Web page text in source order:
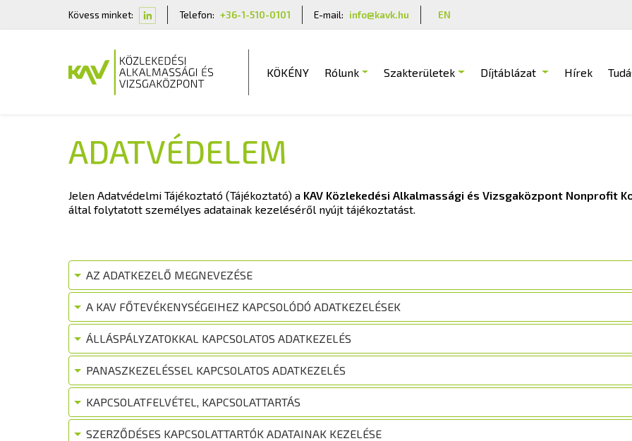
Kövess minket: Telefon: +36-1-510-0101 E-mail: info@kavk.hu EN
KÖKÉNY Rólunk Szakterületek Díjtáblázat Hírek
ADATVÉDELEM
Jelen Adatvédelmi Tájékoztató (Tájékoztató) a KAV Közlekedési Alkalmassági és Vizsgaközpont Nonprofit
által folytatott személyes adatainak kezeléséről nyújt tájékoztatást.
AZ ADATKEZELŐ MEGNEVEZÉSE
A KAV FŐTEVÉKENYSÉGEIHEZ KAPCSOLÓDÓ ADATKEZELÉSEK
ÁLLÁSPÁLYZATOKKAL KAPCSOLATOS ADATKEZELÉS
PANASZKEZELÉSSEL KAPCSOLATOS ADATKEZELÉS
KAPCSOLATFELVÉTEL, KAPCSOLATTARTÁS
SZERZŐDÉSES KAPCSOLATTARTÓK ADATAINAK KEZELÉSE